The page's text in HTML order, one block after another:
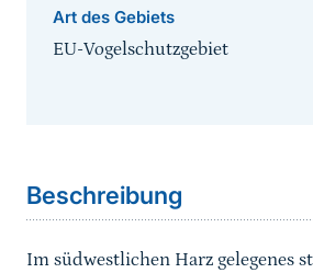
Art des Gebiets
EU-Vogelschutzgebiet
Beschreibung
Im südwestlichen Harz gelegenes